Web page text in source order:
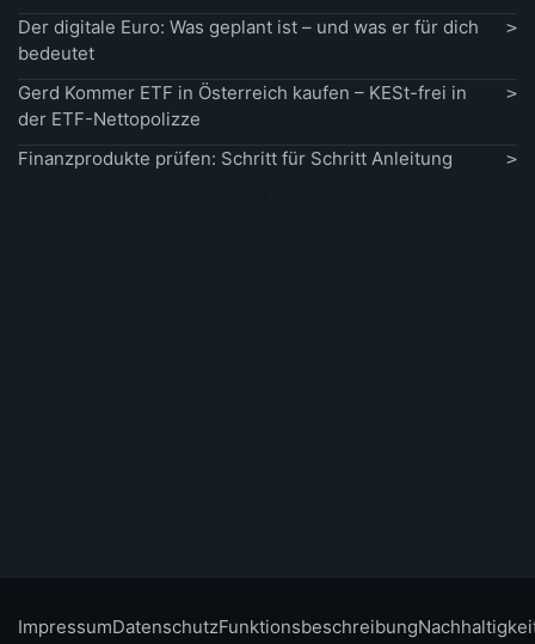
Der digitale Euro: Was geplant ist – und was er für dich
bedeutet
Gerd Kommer ETF in Österreich kaufen – KESt-frei in
der ETF-Nettopolizze
Finanzprodukte prüfen: Schritt für Schritt Anleitung
ImpressumDatenschutzFunktionsbeschreibung